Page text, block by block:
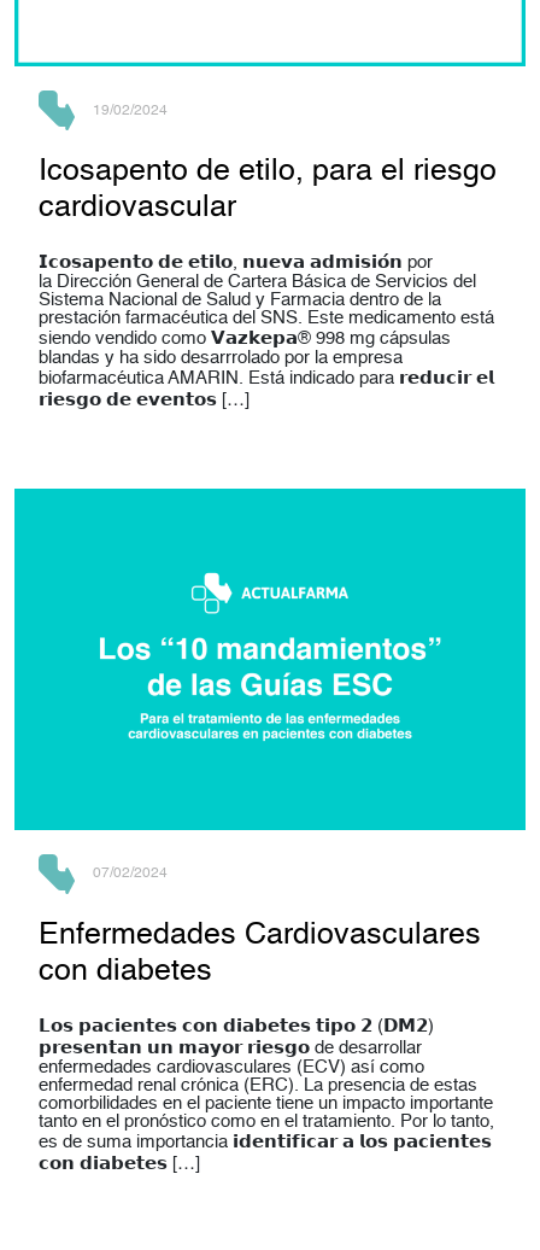
19/02/2024
Icosapento de etilo, para el riesgo
cardiovascular
𝗜𝗰𝗼𝘀𝗮𝗽𝗲𝗻𝘁𝗼 𝗱𝗲 𝗲𝘁𝗶𝗹𝗼, 𝗻𝘂𝗲𝘃𝗮 𝗮𝗱𝗺𝗶𝘀𝗶𝗼́𝗻 por
la Dirección General de Cartera Básica de Servicios del
Sistema Nacional de Salud y Farmacia dentro de la
prestación farmacéutica del SNS. Este medicamento está
siendo vendido como 𝗩𝗮𝘇𝗸𝗲𝗽𝗮® 998 mg cápsulas
blandas y ha sido desarrrolado por la empresa
biofarmacéutica AMARIN. Está indicado para 𝗿𝗲𝗱𝘂𝗰𝗶𝗿 𝗲𝗹
𝗿𝗶𝗲𝘀𝗴𝗼 𝗱𝗲 𝗲𝘃𝗲𝗻𝘁𝗼𝘀 […]
07/02/2024
Enfermedades Cardiovasculares
con diabetes
𝗟𝗼𝘀 𝗽𝗮𝗰𝗶𝗲𝗻𝘁𝗲𝘀 𝗰𝗼𝗻 𝗱𝗶𝗮𝗯𝗲𝘁𝗲𝘀 𝘁𝗶𝗽𝗼 𝟮 (𝗗𝗠𝟮)
𝗽𝗿𝗲𝘀𝗲𝗻𝘁𝗮𝗻 𝘂𝗻 𝗺𝗮𝘆𝗼𝗿 𝗿𝗶𝗲𝘀𝗴𝗼 de desarrollar
enfermedades cardiovasculares (ECV) así como
enfermedad renal crónica (ERC). La presencia de estas
comorbilidades en el paciente tiene un impacto importante
tanto en el pronóstico como en el tratamiento. Por lo tanto,
es de suma importancia 𝗶𝗱𝗲𝗻𝘁𝗶𝗳𝗶𝗰𝗮𝗿 𝗮 𝗹𝗼𝘀 𝗽𝗮𝗰𝗶𝗲𝗻𝘁𝗲𝘀
𝗰𝗼𝗻 𝗱𝗶𝗮𝗯𝗲𝘁𝗲𝘀 […]